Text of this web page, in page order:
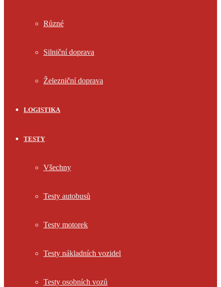
Různé
Silniční doprava
Železniční doprava
LOGISTIKA
TESTY
Všechny
Testy autobusů
Testy motorek
Testy nákladních vozidel
Testy osobních vozů